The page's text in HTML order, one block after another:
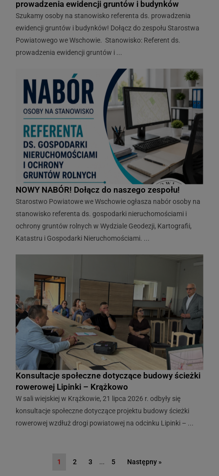
prowadzenia ewidencji gruntów i budynków
Szukamy osoby na stanowisko referenta ds. prowadzenia
ewidencji gruntów i budynków! Dołącz do zespołu Starostwa
Powiatowego we Wschowie. Stanowisko: Referent ds.
prowadzenia ewidencji gruntów i ...
NOWY NABÓR! Dołącz do naszego zespołu!
Starostwo Powiatowe we Wschowie ogłasza nabór osoby na
stanowisko referenta ds. gospodarki nieruchomościami i
ochrony gruntów rolnych w Wydziale Geodezji, Kartografii,
Katastru i Gospodarki Nieruchomościami. ...
Konsultacje społeczne dotyczące budowy ścieżki
rowerowej Lipinki – Krążkowo
W sali wiejskiej w Krążkowie, 21 lipca 2026 r. odbyły się
konsultacje społeczne dotyczące projektu budowy ścieżki
rowerowej wzdłuż drogi powiatowej na odcinku Lipinki – ...
1 2 3 … 5 Następny »